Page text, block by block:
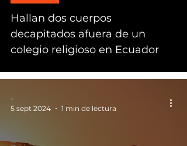
Hallan dos cuerpos
decapitados afuera de un
colegio religioso en Ecuador
-
5 sept 2024
1 min de lectura